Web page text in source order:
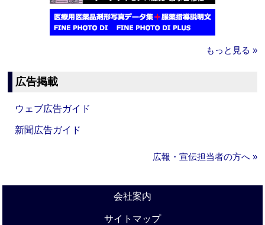
もっと見る »
広告掲載
ウェブ広告ガイド
新聞広告ガイド
広報・宣伝担当者の方へ »
会社案内
サイトマップ